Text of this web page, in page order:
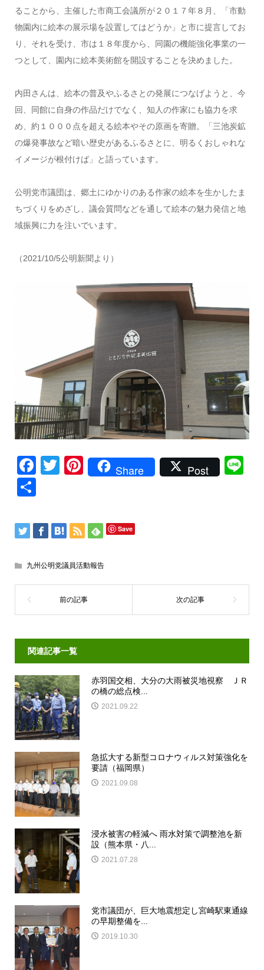
ることから、主催した市商工会議所が２０１７年８月、「市動
物園内に絵本の展示場を設置してはどうか」と市に提言してお
り、それを受け、市は１８年度から、同園の機能強化事業の一
つとして、園内に絵本美術館を開設することを決めました。
内田さんは、絵本の普及やふるさとの発展につなげようと、今
回、同館に自身の作品だけでなく、知人の作家にも協力を求
め、約１０００点を超える絵本やその原画を寄贈。「三池炭鉱
の爆発事故など暗い歴史があるふるさとに、明るくおしゃれな
イメージが根付けば」と語っています。
公明党市議団は、郷土にゆかりのある作家の絵本を生かしたま
ちづくりをめざし、議会質問などを通して絵本の魅力発信と地
域振興に力を注いでいます。
（2021/10/5公明新聞より）
Facebook
TwitterPinterest
Share Post
Save
九州公明党議員活動報告
関連記事一覧
赤羽国交相、大分の大雨被災地視察 ＪＲ
の橋の総点検...
2021.09.22
急拡大する新型コロナウィルス対策強化を
要請（福岡県）
2021.09.08
浸水被害の軽減へ 雨水対策で調整池を新
設（熊本県・八...
2021.07.28
党市議団が、巨大地震想定し宮崎駅東通線
の早期整備を...
2019.10.30